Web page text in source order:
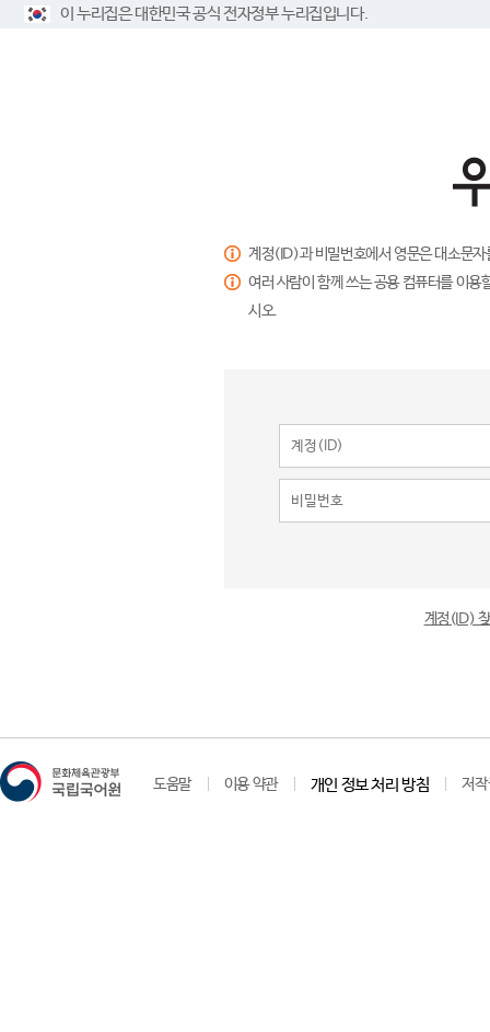
이 누리집은 대한민국 공식 전자정부 누리집입니다.
계정(ID)과 비밀번호에서 영문은 대소문
여러 사람이 함께 쓰는 공용 컴퓨터를 이
시오.
계정(ID)
도움말 이용 약관 개인 정보 처리 방침 저